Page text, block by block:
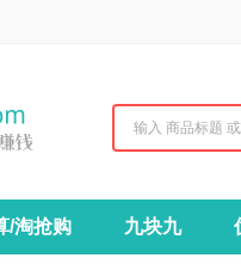
/淘抢购 九块九